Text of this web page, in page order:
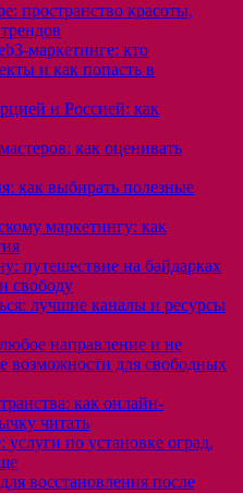
пространство красоты,
маркетинге: кто
и как попасть в
и Россией: как
как оценивать
как выбирать полезные
маркетингу: как
путешествие на байдарках
свободу
лучшие каналы и ресурсы
направление и не
возможности для свободных
как онлайн-
читать
по установке оград,
восстановления после